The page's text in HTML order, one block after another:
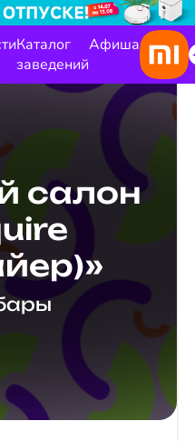
Каталог
заведений
Афиша
салон